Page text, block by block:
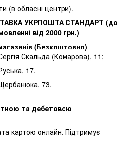
(в обласні центри).
УКРПОШТА СТАНДАРТ (до
від 2000 грн.)
(Безкоштовно)
Скальда (Комарова), 11;
17.
73.
та дебетовою
картою онлайн. Підтримує